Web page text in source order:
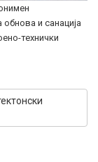
и санација
технички